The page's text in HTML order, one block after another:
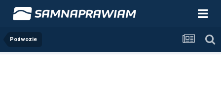
Podwozie